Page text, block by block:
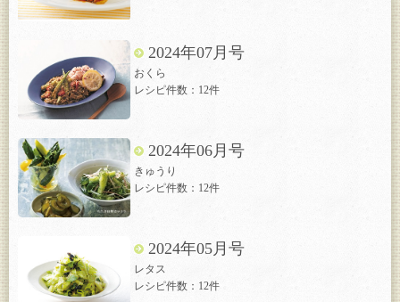
2024年07月号
おくら
レシピ件数：12件
2024年06月号
きゅうり
レシピ件数：12件
2024年05月号
レタス
レシピ件数：12件